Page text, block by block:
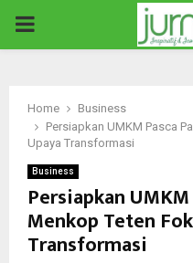
PRIMARY
Home
Business
Persiapkan UMKM Pasca
Upaya Transformasi
Business
Persiapkan
Menkop Teten
Transformasi